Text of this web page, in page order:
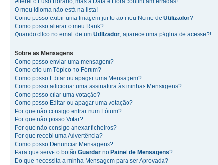
Alterei o Fuso Horário, mas a Data e Hora continuam erradas!
O meu idioma não está na lista!
Como posso exibir uma Imagem junto ao meu Nome de Utilizador?
Como posso alterar o meu Rank?
Quando clico no email de um Utilizador, aparece uma página de acesse?!
Sobre as Mensagens
Como posso enviar uma mensagem?
Como crio um Tópico no Fórum?
Como posso Editar ou apagar uma Mensagem?
Como posso adicionar uma assinatura às minhas Mensagens?
Como posso criar uma votação?
Como posso Editar ou apagar uma votação?
Por que não consigo entrar num Fórum?
Por que não posso Votar?
Por que não consigo anexar ficheiros?
Por que recebi uma Advertência?
Como posso Denunciar Mensagens?
Para que serve o botão Guardar no Painel de Mensagens?
Do que necessita a minha Mensagem para ser Aprovada?